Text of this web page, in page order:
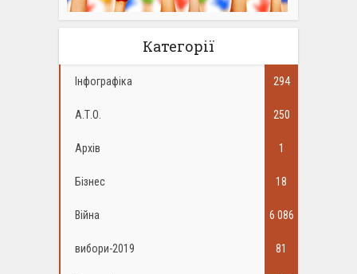
Категорії
Інфографіка 294
А.Т.О. 250
Архів 1
Бізнес 18
Війна 6 086
вибори-2019 81